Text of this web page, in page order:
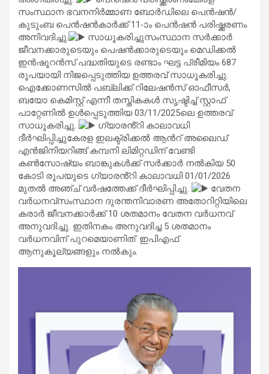
സംസ്ഥാന ഭവനനിർമ്മാണ ബോർഡിലെ പെൻഷൻ/
കുടുംബ പെൻഷൻകാർക്ക് 11-ാം പെൻഷൻ പരിഷ്ക്കരണം
അനിവദിച്ചു.
സാധൂകരിച്ചുസംസ്ഥാന സര്‍ക്കാര്‍
ജീവനക്കാരുടെയും പെഷന്‍ക്കാരുടെയും മെഡിക്കല്‍
ഇന്‍ഷൂറന്‍സ് പദ്ധതിയുടെ രണ്ടാം ഘട്ട പ്രീമിയം 687
രൂപയായി നിജപ്പെടുത്തിയ ഉത്തരവ് സാധൂകരിച്ചു.
ഐക്കോണസില്‍ പബ്ലിക്ക് റിലേഷന്‍സ് ഓഫീസര്‍,
ബയോ കെമിസ്റ്റ് എന്നീ തസ്തികകള്‍ സൃഷ്ടിച്ച് സ്റ്റാഫ്
പാറ്റേണില്‍ ഉള്‍പ്പെടുത്തിയ 03/11/2025ലെ ഉത്തരവ്
സാധൂകരിച്ചു.
ഗ്യാരൻ്റി കാലാവധി
ദീര്‍ഘിപ്പിച്ചുകേരള ഇലക്ട്രിക്കല്‍ ആന്‍റ് അലൈഡ്
എന്‍ജിനിയറിങ്ങ് കമ്പനി ലിമിറ്റഡിന് വേണ്ടി
കണ്‍സോഷ്യം ബാങ്കുകള്‍ക്ക് സര്‍ക്കാര്‍ നല്‍കിയ 50
കോടി രൂപയുടെ ഗ്യാരൻ്റി കാലാവധി 01/01/2026
മുതല്‍ അഞ്ച് വര്‍ഷത്തേക്ക് ദീര്‍ഘിപ്പിച്ചു.
വേതന
വര്‍ധനവ്സംസ്ഥാന ദുരന്തനിവാരണ അതോറിറ്റിയിലെ
കരാര്‍ ജീവനക്കാര്‍ക്ക് 10 ശതമാനം വേതന വര്‍ധനവ്
അനുവദിച്ചു. ഇതിനകം അനുവദിച്ച 5 ശതമാനം
വര്‍ധനവിന് പുറമെയാണിത്. ഇപിഎഫ്
ആനുകൂല്യങ്ങളും നല്‍കും.